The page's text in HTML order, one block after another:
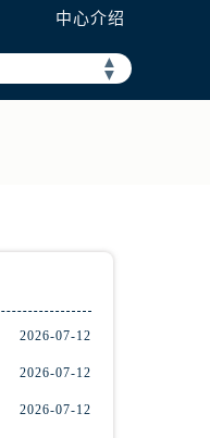
中心介绍
▲
▼
2026-07-12
2026-07-12
2026-07-12